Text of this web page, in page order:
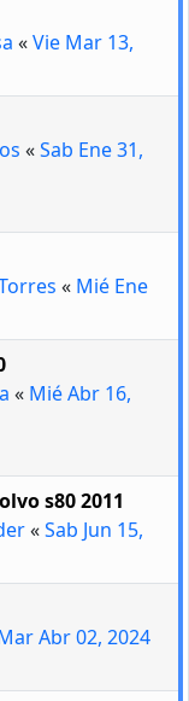
«Vie Mar 13,
«Sab Ene 31,
« Mié Ene
« Mié Abr 16,
s80 2011
«Sab Jun 15,
Abr 02, 2024